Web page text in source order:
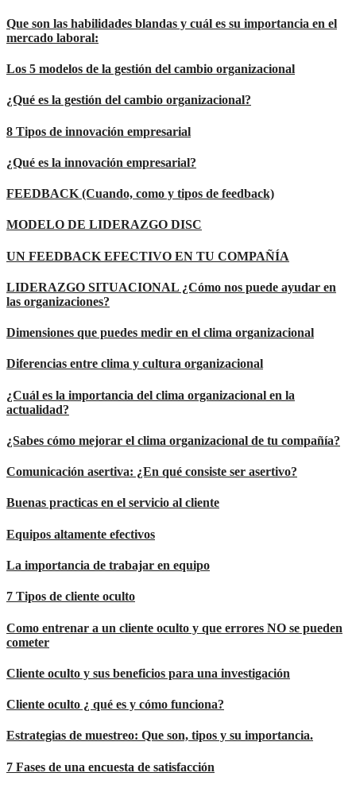
Que son las habilidades blandas y cuál es su importancia en el
mercado laboral:
Los 5 modelos de la gestión del cambio organizacional
¿Qué es la gestión del cambio organizacional?
8 Tipos de innovación empresarial
¿Qué es la innovación empresarial?
FEEDBACK (Cuando, como y tipos de feedback)
MODELO DE LIDERAZGO DISC
UN FEEDBACK EFECTIVO EN TU COMPAÑÍA
LIDERAZGO SITUACIONAL ¿Cómo nos puede ayudar en
las organizaciones?
Dimensiones que puedes medir en el clima organizacional
Diferencias entre clima y cultura organizacional
¿Cuál es la importancia del clima organizacional en la
actualidad?
¿Sabes cómo mejorar el clima organizacional de tu compañía?
Comunicación asertiva: ¿En qué consiste ser asertivo?
Buenas practicas en el servicio al cliente
Equipos altamente efectivos
La importancia de trabajar en equipo
7 Tipos de cliente oculto
Como entrenar a un cliente oculto y que errores NO se pueden
cometer
Cliente oculto y sus beneficios para una investigación
Cliente oculto ¿ qué es y cómo funciona?
Estrategias de muestreo: Que son, tipos y su importancia.
7 Fases de una encuesta de satisfacción